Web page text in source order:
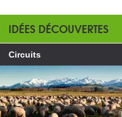
IDÉES DÉCOUVERTES
Circuits